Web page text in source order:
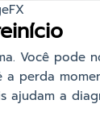
Você pode
perda
ajudam a